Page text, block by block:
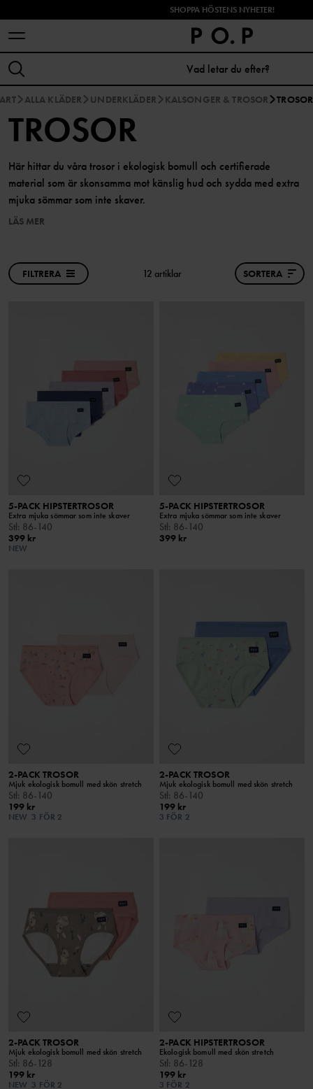
SHOPPA HÖSTENS NYHETER!
ALLA KLÄDER UNDERKLÄDER KALSONGER & TROSOR TROSOR
TROSOR
Här hittar du våra trosor i ekologisk bomull och certifierade
material som är skonsamma mot känslig hud och sydda med extra
mjuka sömmar som inte skaver.
LÄS MER
FILTRERA 12 artiklar SORTERA
5-PACK HIPSTERTROSOR
Extra mjuka sömmar som inte skaver
Stl : 86-140
399 kr
NEW
5-PACK HIPSTERTROSOR
Extra mjuka sömmar som inte skaver
Stl : 86-140
399 kr
2-PACK TROSOR
Mjuk ekologisk bomull med skön stretch
Stl: 86-140
199 kr
NEW 3 FÖR 2
2-PACK TROSOR
Mjuk ekologisk bomull med skön stretch
Stl: 86-140
199 kr
3 FÖR 2
2-PACK TROSOR
Mjuk ekologisk bomull med skön stretch
Stl: 86-128
199 kr
NEW 3 FÖR 2
2-PACK HIPSTERTROSOR
Ekologisk bomull med skön stretch
Stl: 86-128
199 kr
3 FÖR 2